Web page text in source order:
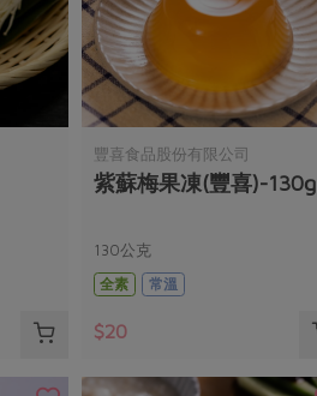
豐喜食品股份有限公司
紫蘇梅果凍(豐喜)-130g
130公克
全素
常溫
$20